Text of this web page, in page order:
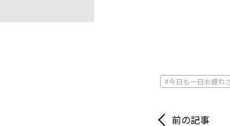
今日も一日お疲れ
前の記事